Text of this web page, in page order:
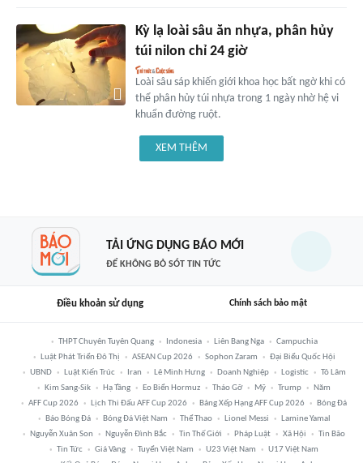
Kỳ lạ loài sâu ăn nhựa, phân hủy
túi nilon chỉ 24 giờ
Loài sâu sáp khiến giới khoa học bất ngờ khi có
thể phân hủy túi nhựa trong 1 ngày nhờ hệ vi
khuẩn đường ruột.
XEM THÊM
TẢI ỨNG DỤNG BÁO MỚI
ĐỂ KHÔNG BỎ SÓT TIN TỨC
Điều khoản sử dụng Chính sách bảo mật
THPT Chuyên Tuyên Quang Indonesia Liên Bang Nga
Campuchia
Luật Phát Triển Đô Thị
ASEAN Cup 2026 Sophon Zaram
Đại Biểu Quốc Hội
UBND
Luật Kiến Trúc Iran Lê Minh Hưng Doanh Nghiệp Logistic
Tô Lâm
Kim Sang-Sik
Hạ Tầng Eo Biển Hormuz Tháo Gỡ Mỹ Trump
Năm
AFF Cup 2026
Lịch Thi Đấu AFF Cup 2026 Bảng Xếp Hạng AFF Cup 2026
Bóng Đá
Báo Bóng Đá
Bóng Đá Việt Nam Thể Thao Lionel Messi
Lamine Yamal
Nguyễn Xuân Son
Nguyễn Đình Bắc Tin Thế Giới Pháp Luật Xã Hội
Tin Bão
Tin Tức
Giá Vàng Tuyển Việt Nam U23 Việt Nam
U17 Việt Nam